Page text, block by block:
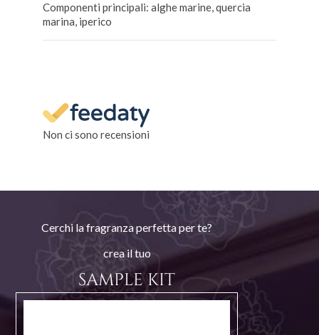
Componenti principali: alghe marine, quercia
marina, iperico
Non ci sono recensioni
Cerchi la fragranza perfetta per te?
crea il tuo
SAMPLE KIT